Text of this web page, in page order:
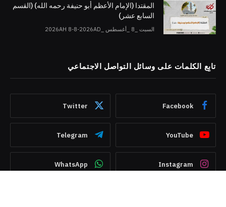
المقتدا (الإمام الأعظم أبو حنيفة رحمه الله) (القسم
السابع عشر)
السبت _8 _أغسطس _2026AH 8-8-2026AD
تابِع الكلمات على وسائل التواصل الاجتماعي
Facebook
Twitter
YouTube
Telegram
Instagram
WhatsApp